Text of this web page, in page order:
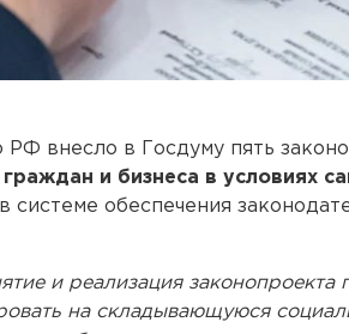
РФ внесло в Госдуму пять
и бизнеса в условиях
системе обеспечения
и реализация законопроекта
на складывающуюся